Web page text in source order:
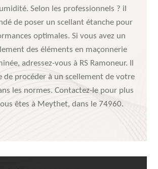
Selon les professionnels ? il
de poser un scellant étanche pour
optimales. Si vous avez un
des éléments en maçonnerie
adressez-vous à RS Ramoneur. Il
de procéder à un scellement de votre
les normes. Contactez-le pour plus
êtes à Meythet, dans le 74960.